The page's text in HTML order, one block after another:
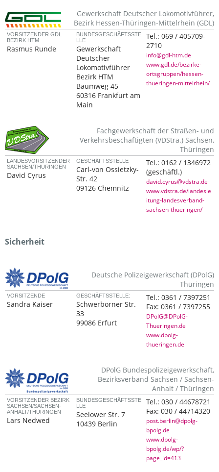
Gewerkschaft Deutscher Lokomotivführer,
Bezirk Hessen-Thüringen-Mittelrhein (GDL)
VORSITZENDER GDL
BEZIRK HTM
Rasmus Runde
BUNDESGESCHÄFTSSTE
LLE
Gewerkschaft
Deutscher
Lokomotivführer
Bezirk HTM
Baumweg 45
60316 Frankfurt am
Main
Tel.:069 / 405709-
2710
info@gdl-htm.de
www.gdl.de/bezirke-
ortsgruppen/hessen-
thueringen-mittelrhein/
Fachgewerkschaft der Straßen- und
Verkehrsbeschäftigten (VDStra.) Sachsen,
Thüringen
LANDESVORSITZENDER
SACHSEN/THÜRINGEN
David Cyrus
GESCHÄFTSSTELLE
Carl-von Ossietzky-
Str. 42
09126 Chemnitz
Tel.:0162 / 1346972
(geschäftl.)
david.cyrus@vdstra.de
www.vdstra.de/landesle
itung-landesverband-
sachsen-thueringen/
Sicherheit
Deutsche Polizeigewerkschaft (DPolG)
Thüringen
VORSITZENDE
Sandra Kaiser
GESCHÄFTSSTELLE:
Schwerborner Str.
33
99086 Erfurt
Tel.:0361 / 7397251
Fax:0361 / 7397255
DPolG@DPolG-
Thueringen.de
www.dpolg-
thueringen.de
DPolG Bundespolizeigewerkschaft,
Bezirksverband Sachsen / Sachsen-
Anhalt / Thüringen
VORSITZENDER BEZIRK
SACHSEN/SACHSEN-
ANHALT/THÜRINGEN
Lars Nedwed
BUNDESGESCHÄFTSSTE
LLE
Seelower Str. 7
10439 Berlin
Tel.:030 / 44678721
Fax:030 / 44714320
post.berlin@dpolg-
bpolg.de
www.dpolg-
bpolg.de/wp/?
page_id=413